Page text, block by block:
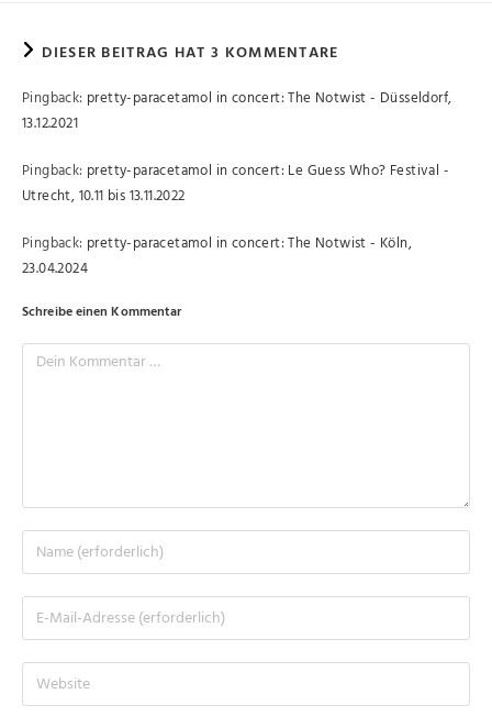
DIESER BEITRAG HAT 3 KOMMENTARE
Pingback: pretty-paracetamol in concert: The Notwist - Düsseldorf,
13.12.2021
Pingback: pretty-paracetamol in concert: Le Guess Who? Festival -
Utrecht, 10.11 bis 13.11.2022
Pingback: pretty-paracetamol in concert: The Notwist - Köln,
23.04.2024
Schreibe einen Kommentar